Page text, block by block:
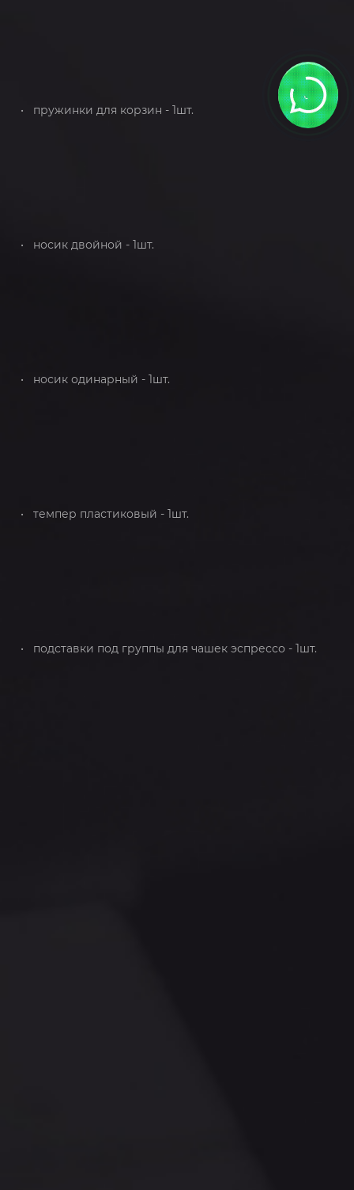
• пружинки для корзин - 1шт.
• носик двойной - 1шт.
• носик одинарный - 1шт.
• темпер пластиковый - 1шт.
• подставки под группы для чашек эспрессо - 1шт.